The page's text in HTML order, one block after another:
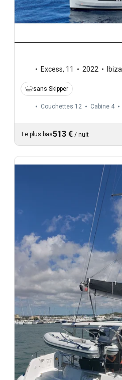
Excess, 11 2022 Ibiza
sans Skipper
Couchettes 12 Cabine 4
Le plus bas513 € / nuit